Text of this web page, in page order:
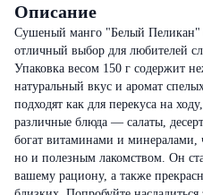
Описание
Сушеный манго "Белый Пеликан"
отличный выбор для любителей
Упаковка весом 150 г содержит
натуральный вкус и аромат
подходят как для перекуса на
различные блюда — салаты,
богат витаминами и минералами,
но и полезным лакомством. Он
вашему рациону, а также